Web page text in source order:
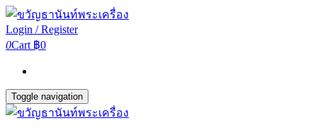
Login / Register
0Cart ฿0
Toggle navigation